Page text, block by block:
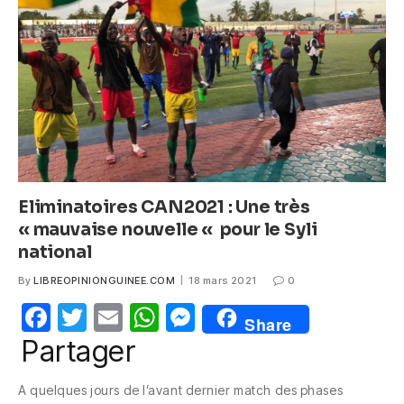
o
k
p er
Eliminatoires CAN2021 : Une très
« mauvaise nouvelle « pour le Syli
national
By LIBREOPINIONGUINEE.COM 18 mars 2021 0
F
a
T
w
itt
E
m
W M
e
Share
Partager
A quelques jours de l’avant dernier match des phases